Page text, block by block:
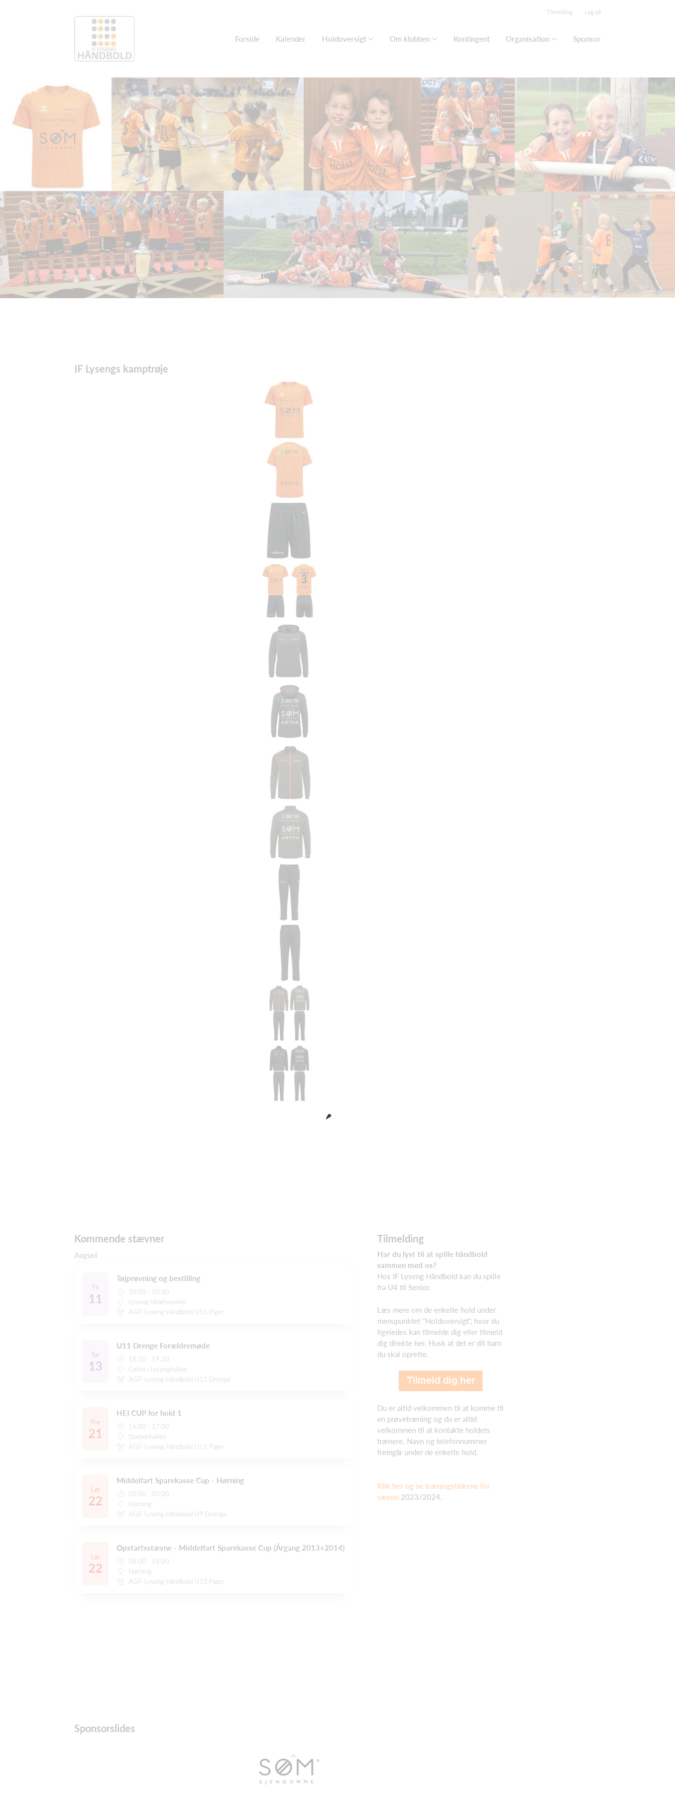
Tilmelding Log på
Forside Kalender Holdoversigt Om klubben Kontingent Organisation Sponsor
IF Lysengs kamptrøje
Kommende stævner
August
Tir
11
Tøjprøvning og bestilling
20:00 - 20:30
Lyseng Idrætscenter
AGF-Lyseng Håndbold U15 Piger
Tor
13
U11 Drenge Forældremøde
18:30 - 19:30
Cafén i Lysenghallen
AGF-Lyseng Håndbold U11 Drenge
Fre
21
HEI CUP for hold 1
16:00 - 17:00
Stadionhallen
AGF-Lyseng Håndbold U15 Piger
Lør
22
Middelfart Sparekasse Cup - Hørning
00:00 - 00:00
Hørning
AGF-Lyseng Håndbold U9 Drenge
Lør
22
Opstartsstævne - Middelfart Sparekasse Cup (Årgang 2013+2014)
08:00 - 18:00
Hørning
AGF-Lyseng Håndbold U13 Piger
Tilmelding
Har du lyst til at spille håndbold
sammen med os?
Hos IF Lyseng Håndbold kan du spille
fra U4 til Senior.
Læs mere om de enkelte hold under
menupunktet "Holdoversigt", hvor du
ligeledes kan tilmelde dig eller tilmeld
dig direkte her. Husk at det er dit barn
du skal oprette.
Du er altid velkommen til at komme til
en prøvetræning og du er altid
velkommen til at kontakte holdets
trænere. Navn og telefonnummer
fremgår under de enkelte hold.
Klik her og se træningstiderne for
sæson 2023/2024.
Sponsorslides